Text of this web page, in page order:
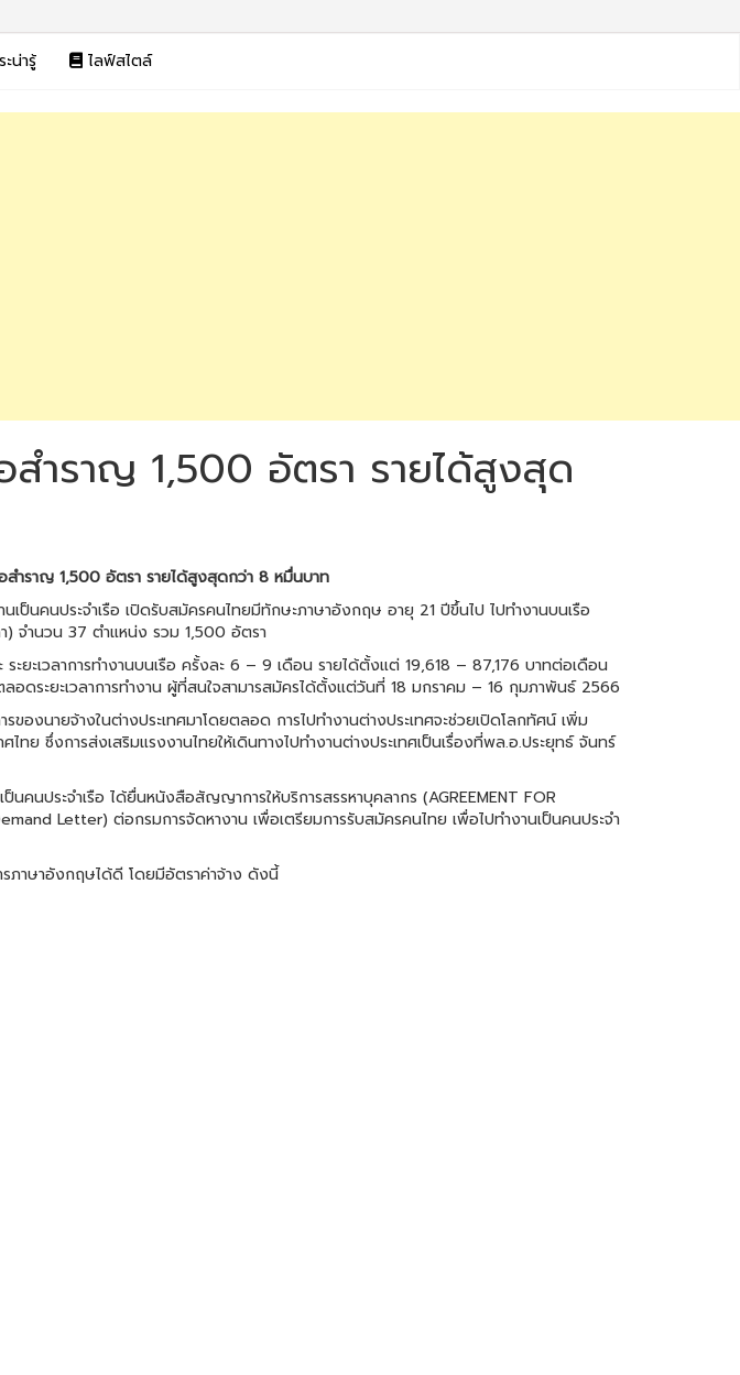
ะน่ารู้ ไลฟ์สไตล์
สำราญ 1,500 อัตรา รายได้สูงสุด
สำราญ 1,500 อัตรา รายได้สูงสุดกว่า 8 หมื่นบาท
ป็นคนประจำเรือ เปิดรับสมัครคนไทยมีทักษะภาษาอังกฤษ อายุ 21 ปีขึ้นไป ไปทำงานบนเรือ
) จำนวน 37 ตำแหน่ง รวม 1,500 อัตรา
ะเวลาการทำงานบนเรือ ครั้งละ 6 – 9 เดือน รายได้ตั้งแต่ 19,618 – 87,176 บาทต่อเดือน
ดระยะเวลาการทำงาน ผู้ที่สนใจสามารสมัครได้ตั้งแต่วันที่ 18 มกราคม – 16 กุมภาพันธ์ 2566
งนายจ้างในต่างประเทศมาโดยตลอด การไปทำงานต่างประเทศจะช่วยเปิดโลกทัศน์ เพิ่ม
ทย ซึ่งการส่งเสริมแรงงานไทยให้เดินทางไปทำงานต่างประเทศเป็นเรื่องที่พล.อ.ประยุทธ์ จันทร์
คนประจำเรือ ได้ยื่นหนังสือสัญญาการให้บริการสรรหาบุคลากร (AGREEMENT FOR
Letter) ต่อกรมการจัดหางาน เพื่อเตรียมการรับสมัครคนไทย เพื่อไปทำงานเป็นคนประจำ
ภาษาอังกฤษได้ดี โดยมีอัตราค่าจ้าง ดังนี้